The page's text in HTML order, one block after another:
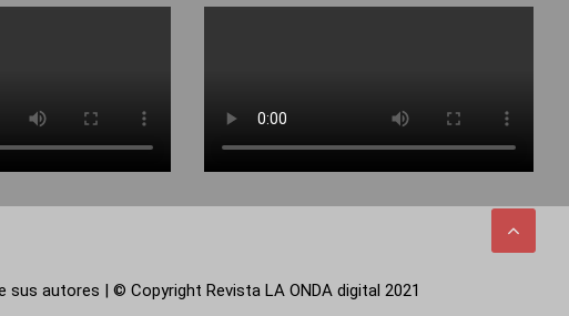
autores | © Copyright Revista LA ONDA digital 2021